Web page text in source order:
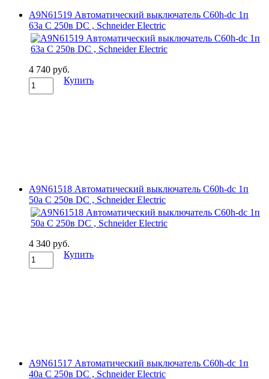
A9N61519 Автоматический выключатель C60h-dc 1п
63а C 250в DC , Schneider Electric
4 740 руб.
Купить
A9N61518 Автоматический выключатель C60h-dc 1п
50а C 250в DC , Schneider Electric
4 340 руб.
Купить
A9N61517 Автоматический выключатель C60h-dc 1п
40а C 250в DC , Schneider Electric